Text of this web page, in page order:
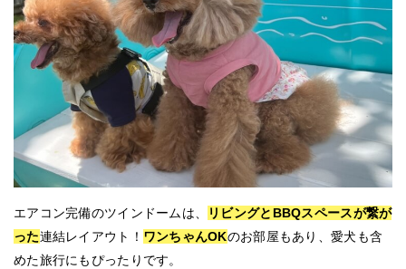
エアコン完備のツインドームは、
リビングとBBQスペースが繋が
った連結レイアウト！ ワンちゃんOKのお部屋もあり、愛犬も含
めた旅行にもぴったりです。